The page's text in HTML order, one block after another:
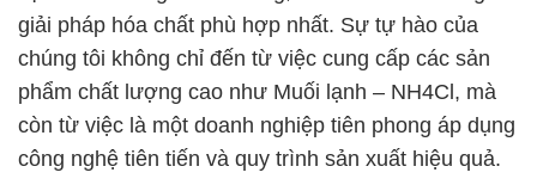
giải pháp hóa chất phù hợp nhất. Sự tự hào của
chúng tôi không chỉ đến từ việc cung cấp các sản
phẩm chất lượng cao như Muối lạnh – NH4Cl, mà
còn từ việc là một doanh nghiệp tiên phong áp dụng
công nghệ tiên tiến và quy trình sản xuất hiệu quả.